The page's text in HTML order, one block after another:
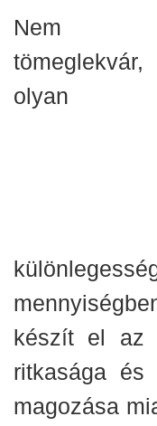
Nem
tömeglekvár,
olyan
készít el az
ritkasága
magozása